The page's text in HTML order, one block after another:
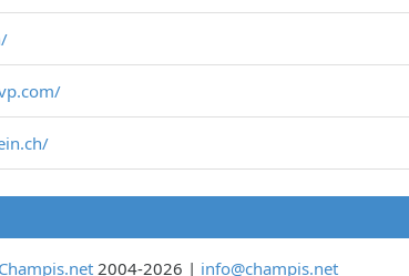
2004-2026 | info@champis.net